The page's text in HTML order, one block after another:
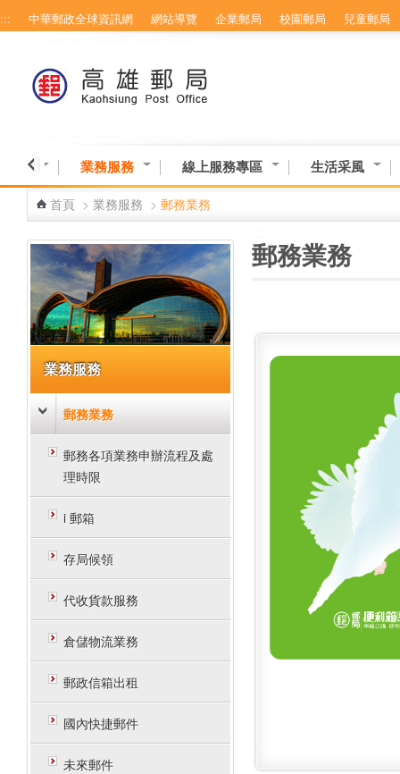
跳到主要內容區塊
::: 中華郵政全球資訊網 網站導覽 企業郵局 校園郵局 兒童郵局
資訊 業務服務 線上服務專區 生活采風
首頁 > 業務服務 > 郵務業務
業務服務
郵務業務
郵務各項業務申辦流程及處
理時限
i 郵箱
存局候領
代收貨款服務
倉儲物流業務
郵政信箱出租
國內快捷郵件
未來郵件
郵務業務